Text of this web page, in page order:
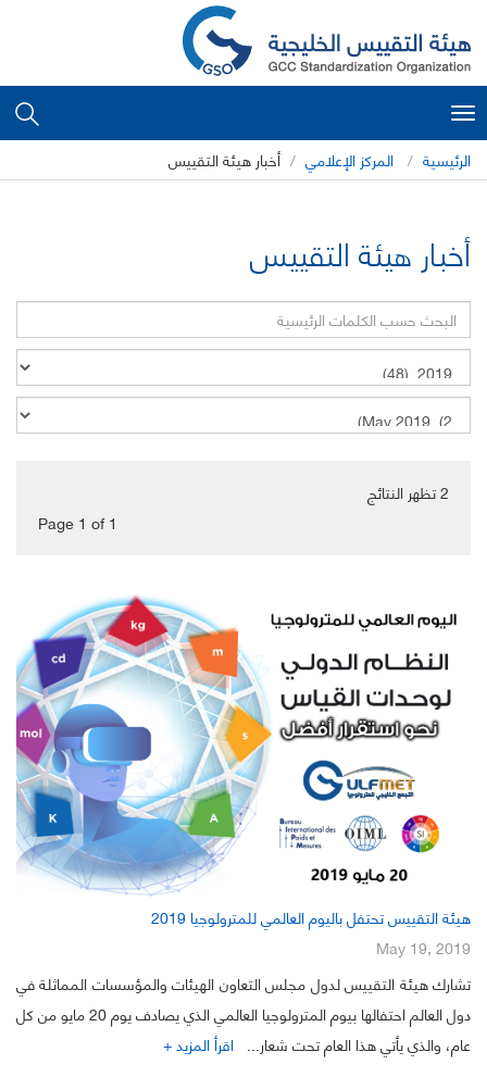
Toggle
navigation
الرئيسية المركز الإعلامي أخبار هيئة التقييس
أخبار هيئة التقييس
2تظهر النتائج
Page 1 of1
هيئة التقييس تحتفل باليوم العالمي للمترولوجيا 2019
May 19, 2019
تشارك هيئة التقييس لدول مجلس التعاون الهيئات والمؤسسات المماثلة في
دول العالم احتفالها بيوم المترولوجيا العالمي الذي يصادف يوم 20 مايو من كل
عام، والذي يأتي هذا العام تحت شعار... اقرأ المزيد +